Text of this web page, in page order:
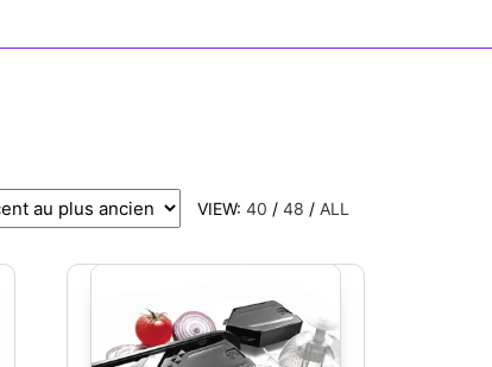
VIEW: 40 / 48 / ALL